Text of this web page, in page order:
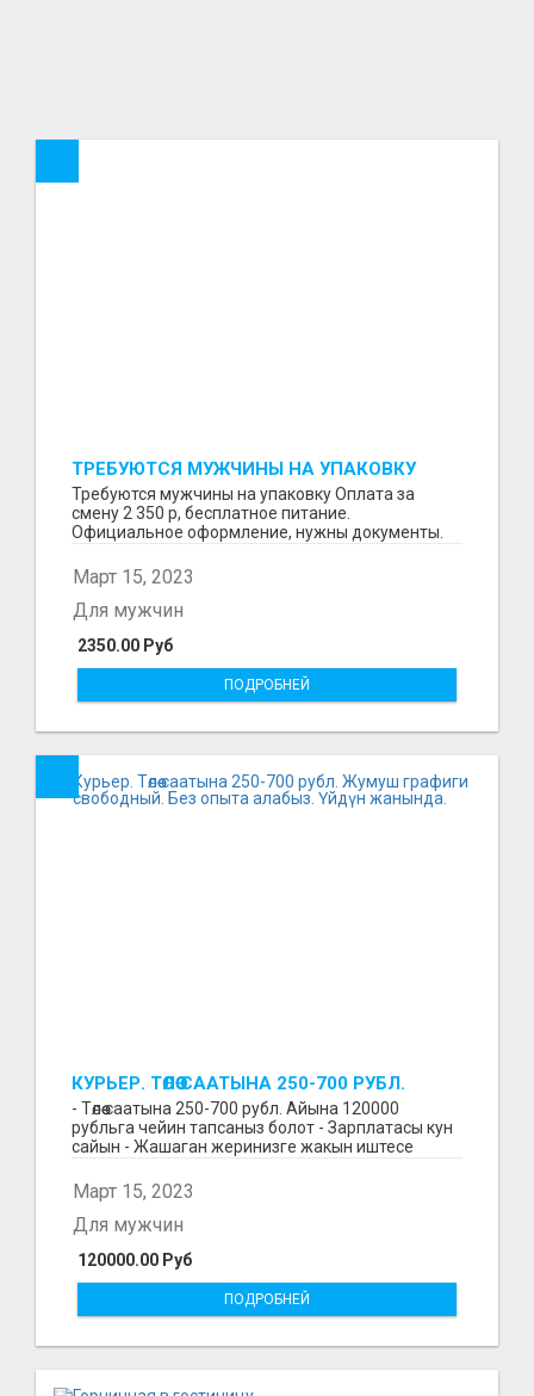
ТРЕБУЮТСЯ МУЖЧИНЫ НА УПАКОВКУ
Требуются мужчины на упаковку Оплата за
смену 2 350 р, бесплатное питание.
Официальное оформление, нужны документы.
Пишите в WhatsApp
Март 15, 2023
2350.00 Руб
Для мужчин
ПОДРОБНЕЙ
КУРЬЕР. ТӨЛӨӨ СААТЫНА 250-700 РУБЛ.
ЖУМУШ ГРАФИГИ СВОБОДНЫЙ. БЕЗ
ОПЫТА АЛАБЫЗ. ҮЙДҮН ЖАНЫНДА.
- Төлөө саатына 250-700 рубл. Айына 120000
рубльга чейин тапсаныз болот - Зарплатасы кун
сайын - Жашаган жеринизге жакын иштесе
Март 15, 2023
120000.00 Руб
Для мужчин
ПОДРОБНЕЙ